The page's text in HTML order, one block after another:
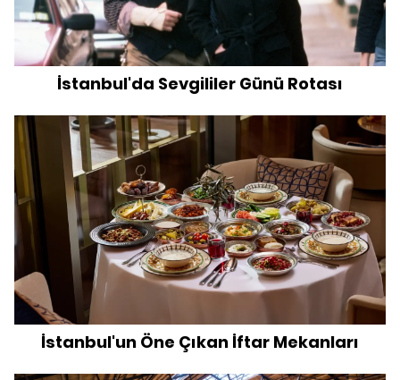
İstanbul'da Sevgililer Günü Rotası
İstanbul'un Öne Çıkan İftar Mekanları